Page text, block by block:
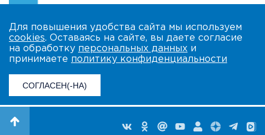
Для повышения удобства сайта мы используем
cookies. Оставаясь на сайте, вы даете согласие
на обработку персональных данных и
принимаете политику конфиденциальности
СОГЛАСЕН(-НА)